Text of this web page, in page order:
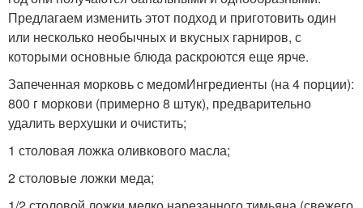
Предлагаем изменить этот подход и приготовить один
или несколько необычных и вкусных гарниров, с
которыми основные блюда раскроются еще ярче.
Запеченная морковь c медомИнгредиенты (на 4 порции):
800 г моркови (примерно 8 штук), предварительно
удалить верхушки и очистить;
1 столовая ложка оливкового масла;
2 столовые ложки меда;